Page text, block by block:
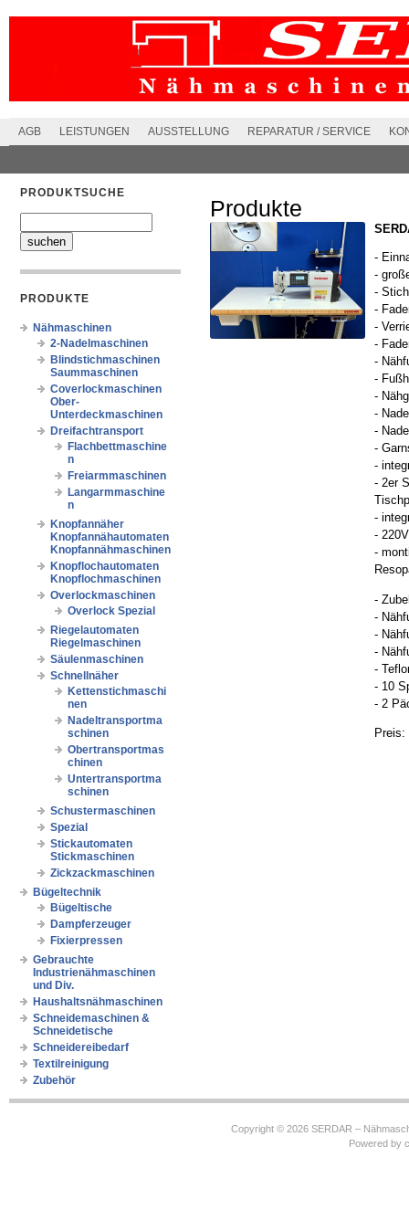
AGB LEISTUNGEN AUSSTELLUNG REPARATUR / SERVICE
PRODUKTSUCHE
PRODUKTE
Nähmaschinen
2-Nadelmaschinen
Blindstichmaschinen
Saummaschinen
Coverlockmaschinen
Ober-
Unterdeckmaschinen
Dreifachtransport
Flachbettmaschine
n
Freiarmmaschinen
Langarmmaschine
n
Knopfannäher
Knopfannähautomaten
Knopfannähmaschinen
Knopflochautomaten
Knopflochmaschinen
Overlockmaschinen
Overlock Spezial
Riegelautomaten
Riegelmaschinen
Säulenmaschinen
Schnellnäher
Kettenstichmaschi
nen
Nadeltransportma
schinen
Obertransportmas
chinen
Untertransportma
schinen
Schustermaschinen
Spezial
Stickautomaten
Stickmaschinen
Zickzackmaschinen
Bügeltechnik
Bügeltische
Dampferzeuger
Fixierpressen
Gebrauchte
Industrienähmaschinen
und Div.
Haushaltsnähmaschinen
Schneidemaschinen &
Schneidetische
Schneidereibedarf
Textilreinigung
Zubehör
Produkte
-
-
-
-
-
-
-
-
-
-
-
-
-
- 2er
-
-
-
-
-
-
-
-
- 10
- 2
Preis:
Copyright © 2026 SERDAR –
Powered by